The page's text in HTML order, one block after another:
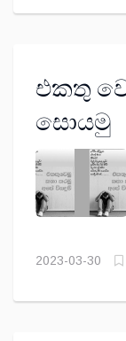
එකතු
සොයමු
2023-03-30